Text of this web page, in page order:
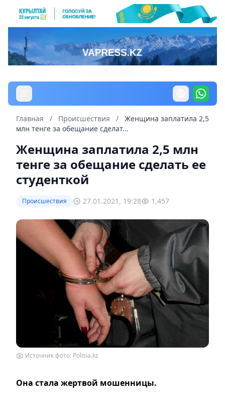
Главная / Происшествия /
Женщина заплатила 2,5
млн тенге за обещание сделат...
Женщина заплатила 2,5 млн
тенге за обещание сделать ее
студенткой
Происшествия 27.01.2021, 19:28 1,457
Источник фото: Polisia.kz
Она стала жертвой мошенницы.